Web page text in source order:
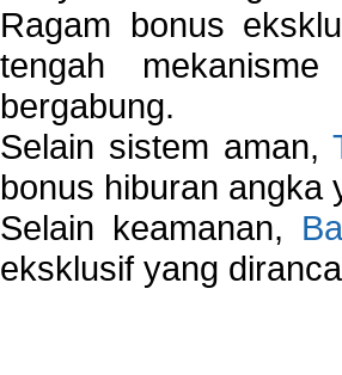
Ragam bonus
tengah
bergabung.
Selain sistem aman,
bonus hiburan angka
Selain keamanan,
eksklusif yang